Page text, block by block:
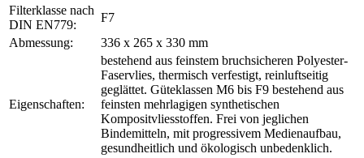
Filterklasse nach
DIN EN779:
F7
Abmessung:
336 x 265 x 330 mm
Eigenschaften:
bestehend aus feinstem bruchsicheren Polyester-
Faservlies, thermisch verfestigt, reinluftseitig
geglättet. Güteklassen M6 bis F9 bestehend aus
feinsten mehrlagigen synthetischen
Kompositvliesstoffen. Frei von jeglichen
Bindemitteln, mit progressivem Medienaufbau,
gesundheitlich und ökologisch unbedenklich.